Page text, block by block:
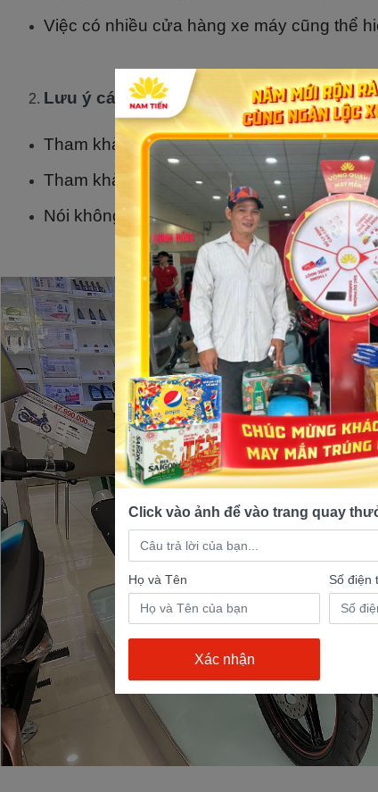
Việc có nhiều cửa hàng xe máy cũng thể
Lưu ý các mẹo mua xe giá tốt từ kinh
Tham khảo giá qua nhiều kênh như điện
Tham khảo qua các kênh minh bạch như:
Nói không hay truyệt đối tránh xa các cửa
Click vào ảnh để vào trang quay
Họ và Tên Số điện